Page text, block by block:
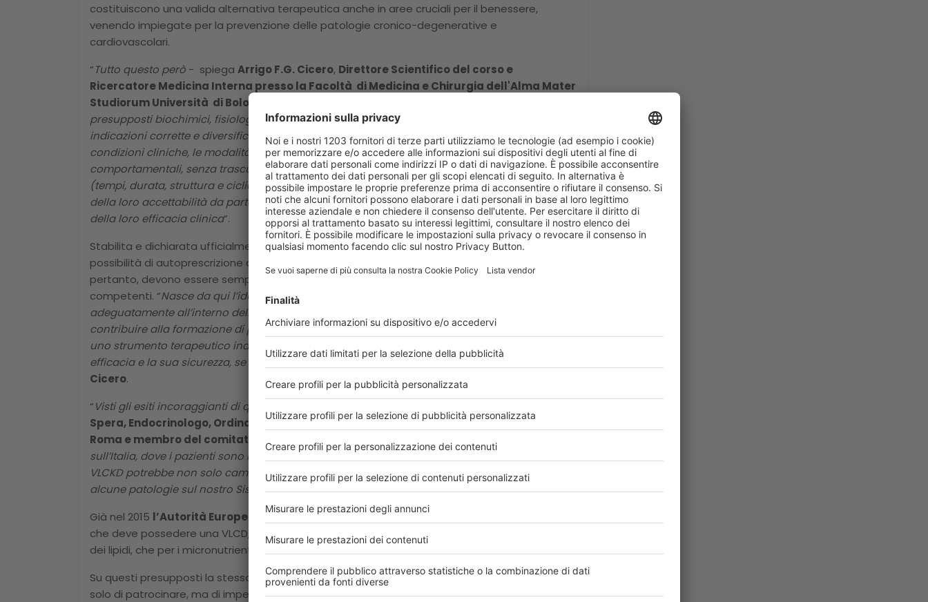
costituiscono una valida alternativa terapeutica anche in aree cruciali per il benessere,
venendo impiegate per la prevenzione delle patologie cronico-degenerative e
cardiovascolari.
“Tutto questo però - spiega Arrigo F.G. Cicero, Direttore Scientifico del corso e
Ricercatore Medicina Interna presso la Facoltà di Medicina e Chirurgia dell'Alma Mater
Studiorum Università di Bologna
presupposti biochimici, fisiologici, metabolici delle diete chetogeniche, così come le
indicazioni corrette e diversificate, le diverse tipologie e modalità di applicazione nelle varie
condizioni cliniche, le modalità del loro inserimento all’interno delle strategie
comportamentali, senza trascurare gli aspetti solo apparentemente più semplici e “pratici”
(tempi, durata, struttura e ciclicità dei protocolli) ma in realtà di importanza cruciale ai fini
della loro accettabilità da parte dei pazienti e quindi, in ultima analisi, della loro affidabilità e
della loro efficacia clinica”.
Stabilita e dichiarata ufficialmente (anche da enti autorevoli quali l’EFSA) l’esclusione della
possibilità di autoprescrizione da parte degli utilizzatori/pazienti, le diete chetogeniche,
pertanto, devono essere sempre prescritte e gestite da professionisti autorizzati e
competenti. “Nasce da qui l’idea di prevedere un percorso formativo ad hoc, strutturato
adeguatamente all’interno della Ketogenic Diet Academy, il cui obiettivo prioritario è di
contribuire alla formazione di professionisti della salute pienamente competenti nell’uso di
uno strumento terapeutico indiscutibilmente accreditato sul piano scientifico per la sua
efficacia e la sua sicurezza, se erogato secondo le necessarie procedure
” conclude
Cicero.
“Visti gli esiti incoraggianti di questa terapia
Spera, Endocrinologo, Ordinario di Medicina Interna presso l’Università La Sapienza di
Roma e membro del comitato scientifico della Ketogenic Academy
ora l’attenzione è
sull’Italia, dove i pazienti sono indubbiamente più esigenti in termini di qualità alimentare. La
VLCKD potrebbe non solo cambiare la vita di molti pazienti, ma anche migliorare l’impatto di
alcune patologie sul nostro Sistema Sanitario Nazionale”.
Già nel 2015 l’Autorità Europea per la Sicurezza Alimentare (EFSA)
che deve possedere una VLCD, sia per le quantità giornaliere delle proteine, dei carboidrati e
dei lipidi, che per i micronutrienti (EFSA Journal 2015;13(1):3957).
Su questi presupposti la stessa
Società Italiana di Nutraceutica (SINut)ha deciso non
solo di patrocinare, ma di impegnarsi nell’organizzazione del percorso formativo strutturato in